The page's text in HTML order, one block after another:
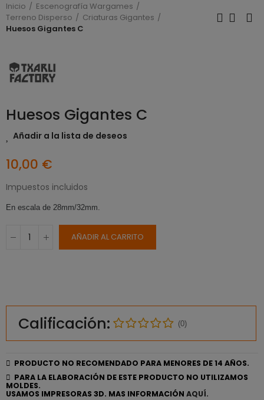
Inicio
Escenografía Wargames
Terreno Disperso
Criaturas Gigantes
Huesos Gigantes C
Huesos Gigantes C
Añadir a la lista de deseos
10,00 €
Impuestos incluidos
En escala de 28mm/32mm.
AÑADIR AL CARRITO
Calificación: (0)
PRODUCTO NO RECOMENDADO PARA MENORES DE 14 AÑOS.
PARA LA ELABORACIÓN DE ESTE PRODUCTO NO UTILIZAMOS
MOLDES.
USAMOS IMPRESORAS 3D. MAS INFORMACIÓN AQUÍ.